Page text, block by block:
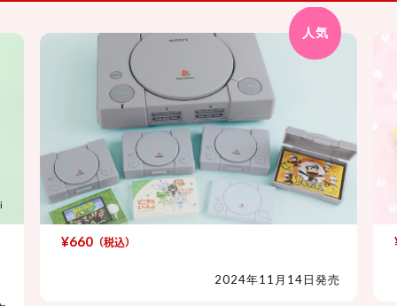
人気
PlayStation™ ケース入りメモ
¥660 （税込）
2024年11月14日発売